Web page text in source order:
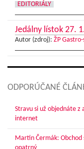
EDITORIÁLY
Jedálny lístok 27.
Autor (zdroj): ŽP
ODPORÚČANÉ
Stravu si už objednáte z
internet
Martin Čermák:
opatrný